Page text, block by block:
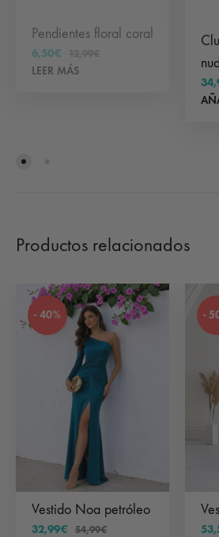
Pendientes floral coral
6,50€
LEER MÁS
Productos relacionados
- 40%
Vestido Noa petróleo
32,99€ 54,99€
-